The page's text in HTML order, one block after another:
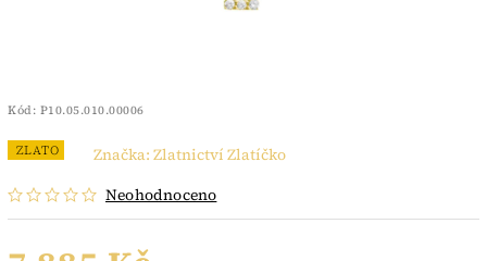
Kód: P10.05.010.00006
ZLATO
Neohodnoceno
Značka: Zlatnictví Zlatíčko